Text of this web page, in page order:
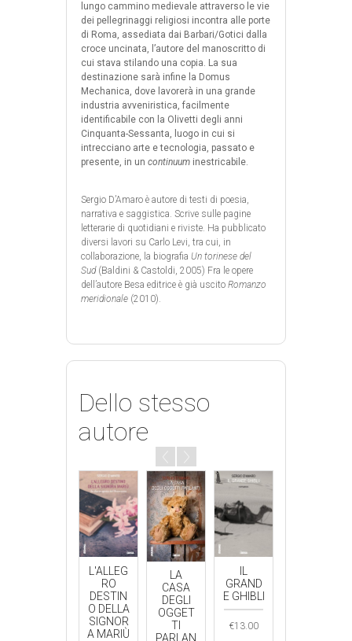
lungo cammino medievale attraverso le vie
dei pellegrinaggi religiosi incontra alle porte
di Roma, assediata dai Barbari/Gotici dalla
croce uncinata, l’autore del manoscritto di
cui stava stilando una copia. La sua
destinazione sarà infine la Domus
Mechanica, dove lavorerà in una grande
industria avveniristica, facilmente
identificabile con la Olivetti degli anni
Cinquanta-Sessanta, luogo in cui si
intrecciano arte e tecnologia, passato e
presente, in un continuum inestricabile.
Sergio D’Amaro è autore di testi di poesia,
narrativa e saggistica. Scrive sulle pagine
letterarie di quotidiani e riviste. Ha pubblicato
diversi lavori su Carlo Levi, tra cui, in
collaborazione, la biografia Un torinese del
Sud(Baldini & Castoldi, 2005) Fra le opere
dell’autore Besa editrice è già uscito Romanzo
meridionale (2010).
Dello stesso
autore
L'ALLEG
RO
DESTIN
O DELLA
SIGNOR
A MARIÙ
LA
CASA
DEGLI
OGGET
TI
PARLAN
GRAND
E GHIBLI
€13.00